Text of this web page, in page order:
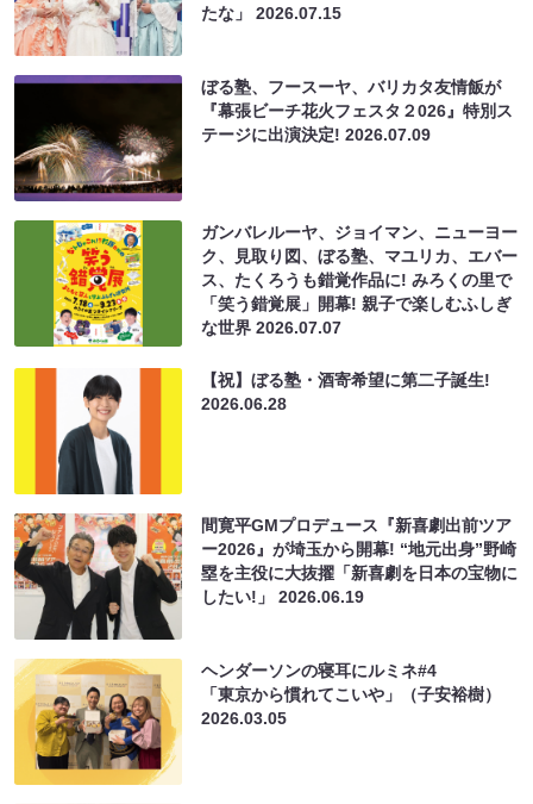
たな」2026.07.15
ぼる塾、フースーヤ、バリカタ友情飯が
『幕張ビーチ花火フェスタ２026』特別ス
テージに出演決定!2026.07.09
ガンバレルーヤ、ジョイマン、ニューヨー
ク、見取り図、ぼる塾、マユリカ、エバー
ス、たくろうも錯覚作品に! みろくの里で
「笑う錯覚展」開幕! 親子で楽しむふしぎ
な世界2026.07.07
【祝】ぼる塾・酒寄希望に第二子誕生!
2026.06.28
間寛平GMプロデュース『新喜劇出前ツア
ー2026』が埼玉から開幕! “地元出身”野崎
塁を主役に大抜擢「新喜劇を日本の宝物に
したい!」2026.06.19
ヘンダーソンの寝耳にルミネ#4
「東京から慣れてこいや」（子安裕樹）
2026.03.05